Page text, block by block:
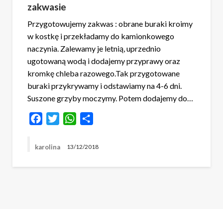
zakwasie
Przygotowujemy zakwas : obrane buraki kroimy
w kostkę i przekładamy do kamionkowego
naczynia. Zalewamy je letnią, uprzednio
ugotowaną wodą i dodajemy przyprawy oraz
kromkę chleba razowego.Tak przygotowane
buraki przykrywamy i odstawiamy na 4-6 dni.
Suszone grzyby moczymy. Potem dodajemy do…
FacebookTwitterWhatsApp
karolina 13/12/2018